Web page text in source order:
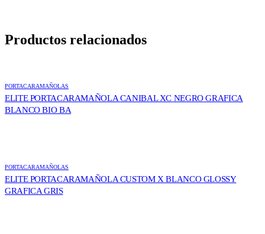
Productos relacionados
PORTACARAMAÑOLAS
ELITE PORTACARAMAÑOLA CANIBAL XC NEGRO GRAFICA
BLANCO BIO BA
PORTACARAMAÑOLAS
ELITE PORTACARAMAÑOLA CUSTOM X BLANCO GLOSSY
GRAFICA GRIS